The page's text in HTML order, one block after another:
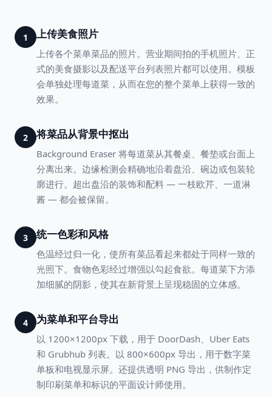
1 上传美食照片
上传各个菜单菜品的照片。营业期间拍的手机照片、正
式的美食摄影以及配送平台列表照片都可以使用。模板
会单独处理每道菜，从而在您的整个菜单上获得一致的
效果。
2 将菜品从背景中抠出
Background Eraser 将每道菜从其餐桌、餐垫或台面上
分离出来。边缘检测会精确地沿着盘沿、碗边或包装轮
廓进行。超出盘沿的装饰和配料 — 一枝欧芹、一道淋
酱 — 都会被保留。
3 统一色彩和风格
色温经过归一化，使所有菜品看起来都处于同样一致的
光照下。食物色彩经过增强以勾起食欲。每道菜下方添
加细腻的阴影，使其在新背景上呈现稳固的立体感。
4 为菜单和平台导出
以 1200×1200px 下载，用于 DoorDash、Uber Eats
和 Grubhub 列表。以 800×600px 导出，用于数字菜
单板和电视显示屏。还提供透明 PNG 导出，供制作定
制印刷菜单和标识的平面设计师使用。